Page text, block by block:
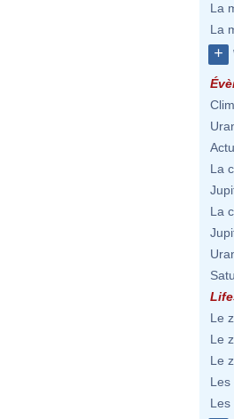
La
La
+
La
La
Le
Le
Le
Les
Les